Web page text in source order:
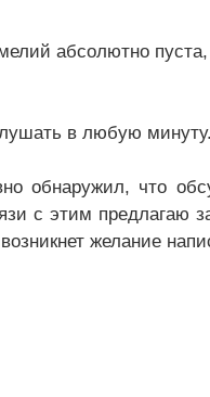
абсолютно
в любую
обнаружил, что
с этим предлагаю
желание